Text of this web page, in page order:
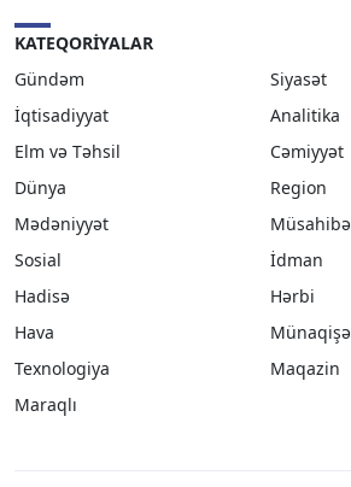
KATEQORIYALAR
Gündəm
Siyasət
İqtisadiyyat
Analitika
Elm və Təhsil
Cəmiyyət
Dünya
Region
Mədəniyyət
Müsahibə
Sosial
İdman
Hadisə
Hərbi
Hava
Münaqişə
Texnologiya
Maqazin
Maraqlı